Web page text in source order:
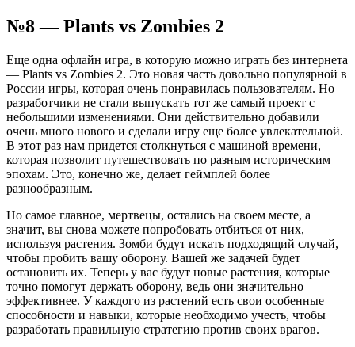
№8 — Plants vs Zombies 2
Еще одна офлайн игра, в которую можно играть без интернета
— Plants vs Zombies 2. Это новая часть довольно популярной в
России игры, которая очень понравилась пользователям. Но
разработчики не стали выпускать тот же самый проект с
небольшими изменениями. Они действительно добавили
очень много нового и сделали игру еще более увлекательной.
В этот раз нам придется столкнуться с машиной времени,
которая позволит путешествовать по разным историческим
эпохам. Это, конечно же, делает геймплей более
разнообразным.
Но самое главное, мертвецы, остались на своем месте, а
значит, вы снова можете попробовать отбиться от них,
используя растения. Зомби будут искать подходящий случай,
чтобы пробить вашу оборону. Вашей же задачей будет
остановить их. Теперь у вас будут новые растения, которые
точно помогут держать оборону, ведь они значительно
эффективнее. У каждого из растений есть свои особенные
способности и навыки, которые необходимо учесть, чтобы
разработать правильную стратегию против своих врагов.